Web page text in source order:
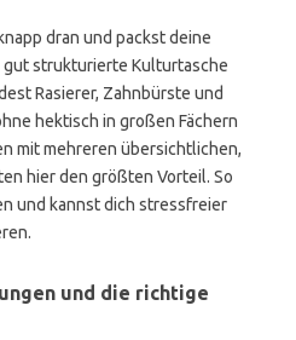
dran und packst deine
gut strukturierte Kulturtasche
Rasierer, Zahnbürste und
hektisch in großen Fächern
mit mehreren übersichtlichen,
hier den größten Vorteil. So
und kannst dich stressfreier
und die richtige